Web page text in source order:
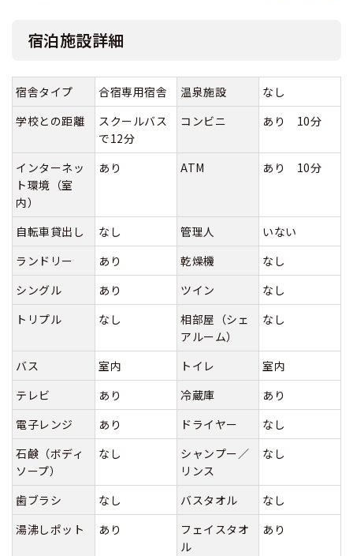
宿泊施設詳細
宿舎タイプ 合宿専用宿舎 温泉施設
なし
学校との距離
スクールバス
で12分
コンビニ あり 10分
インターネッ
ト環境（室
内）
あり ATM あり 10分
自転車貸出し なし 管理人
いない
ランドリー
あり 乾燥機
なし
シングル
あり ツイン
なし
トリプル
なし
相部屋（シェ
アルーム）
なし
バス 室内 トイレ
室内
テレビ
あり 冷蔵庫
あり
電子レンジ
あり ドライヤー
なし
石鹸（ボディ
ソープ）
なし
シャンプー／
リンス
なし
歯ブラシ なし バスタオル
なし
湯沸しポット
あり
フェイスタオ
ル
あり